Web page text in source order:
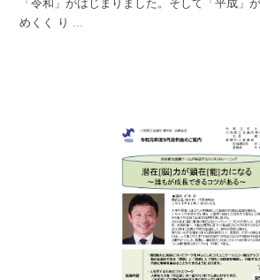
「令和」がはじまりました。そして「平成」
めくく り